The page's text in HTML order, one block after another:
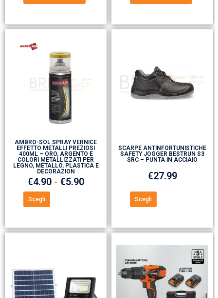
AMBRO-SOL SPRAY VERNICE
EFFETTO METALLI PREZIOSI
400ML – ORO, ARGENTO E
COLORI METALLIZZATI PER
LEGNO, METALLO, PLASTICA E
DECORAZION
€4.90 - €5.90
Scegli
SCARPE ANTINFORTUNISTICHE
SAFETY JOGGER BESTRUN S3
SRC – PUNTA IN ACCIAIO
€27.99
Scegli